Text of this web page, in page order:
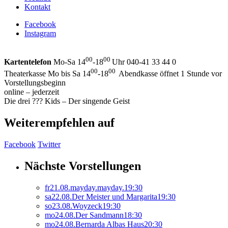
Kontakt
Facebook
Instagram
Kartentelefon Mo-Sa 1400-1800 Uhr 040-41 33 44 0
Theaterkasse Mo bis Sa 1400-1800 Abendkasse öffnet 1 Stunde vor
Vorstellungsbeginn
online – jederzeit
Die drei ??? Kids – Der singende Geist
Weiterempfehlen auf
Facebook Twitter
Nächste Vorstellungen
fr21.08.mayday.mayday.19:30
sa22.08.Der Meister und Margarita19:30
so23.08.Woyzeck19:30
mo24.08.Der Sandmann18:30
mo24.08.Bernarda Albas Haus20:30